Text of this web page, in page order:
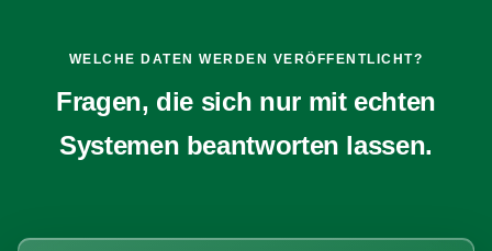
WELCHE DATEN WERDEN VERÖFFENTLICHT?
Fragen, die sich nur mit echten
Systemen beantworten lassen.